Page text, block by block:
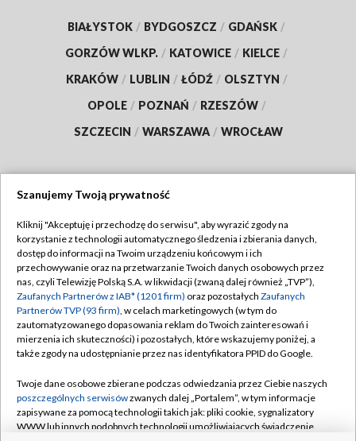
BIAŁYSTOK / BYDGOSZCZ / GDAŃSK /
GORZÓW WLKP. / KATOWICE / KIELCE /
KRAKÓW / LUBLIN / ŁÓDŹ / OLSZTYN /
OPOLE / POZNAŃ / RZESZÓW /
SZCZECIN / WARSZAWA / WROCŁAW
TVP
Abonament TVP
Emisja w TVP
Centrum informacji TVP
Naziemna Telewizja Cyfrowa
Rada Programowa
System NOS
Regulamin TVP
Polityka prywatności
Moje zgody
Pomoc
Kontakt
Szanujemy Twoją prywatność
Kliknij "Akceptuję i przechodzę do serwisu", aby wyrazić zgody na
korzystanie z technologii automatycznego śledzenia i zbierania danych,
dostęp do informacji na Twoim urządzeniu końcowym i ich
przechowywanie oraz na przetwarzanie Twoich danych osobowych przez
nas, czyli Telewizję Polską S.A. w likwidacji (zwaną dalej również „TVP”),
Zaufanych Partnerów z IAB* (1201 firm) oraz pozostałych Zaufanych
Partnerów TVP (93 firm), w celach marketingowych (w tym do
zautomatyzowanego dopasowania reklam do Twoich zainteresowań i
mierzenia ich skuteczności) i pozostałych, które wskazujemy poniżej, a
także zgody na udostępnianie przez nas identyfikatora PPID do Google.
Twoje dane osobowe zbierane podczas odwiedzania przez Ciebie naszych
poszczególnych serwisówzwanych dalej „Portalem”, w tym informacje
zapisywane za pomocą technologii takich jak: pliki cookie, sygnalizatory
WWW lub innych podobnych technologii umożliwiających świadczenie